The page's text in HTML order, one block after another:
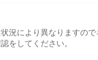
況により異なりますので
をしてください。